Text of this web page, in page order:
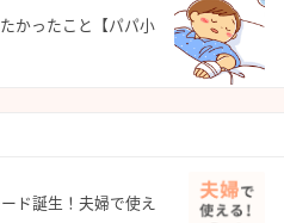
かったこと【パパ小
ド誕生！夫婦で使え